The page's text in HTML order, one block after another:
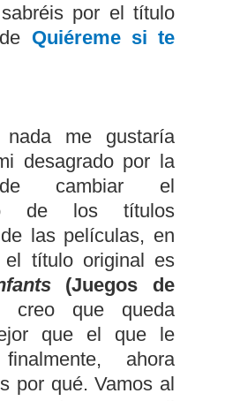
por el título
Quiéreme si te
me gustaría
desagrado por la
cambiar el
de los títulos
las películas, en
el título original es
(Juegos de
que queda
que el que le
ahora
por qué. Vamos al